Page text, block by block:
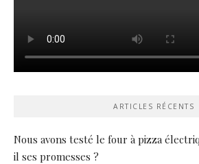
ARTICLES RÉCENTS
Nous avons testé le four à pizza
il ses promesses ?